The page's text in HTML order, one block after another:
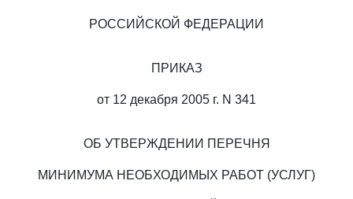
РОССИЙСКОЙ ФЕДЕРАЦИИ
ПРИКАЗ
от 12 декабря 2005 г. N 341
ОБ УТВЕРЖДЕНИИ ПЕРЕЧНЯ
МИНИМУМА НЕОБХОДИМЫХ РАБОТ (УСЛУГ)